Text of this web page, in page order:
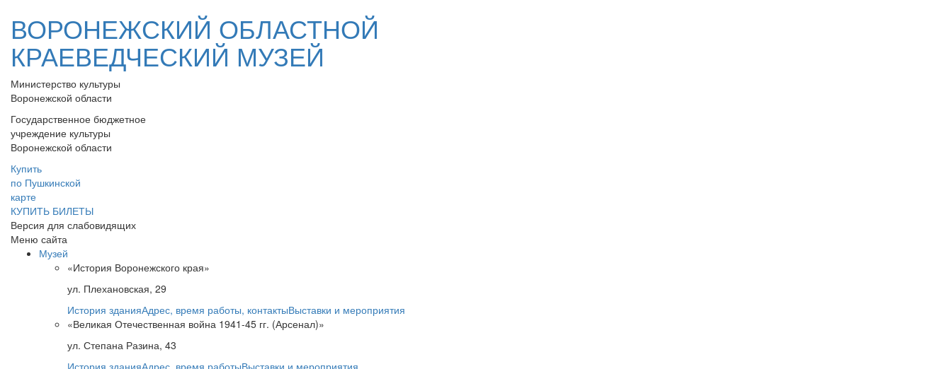
ВОРОНЕЖСКИЙ ОБЛАСТНОЙ
КРАЕВЕДЧЕСКИЙ МУЗЕЙ
Министерство культуры
Воронежской области
Государственное бюджетное
учреждение культуры
Воронежской области
Купить
по Пушкинской
карте
КУПИТЬ БИЛЕТЫ
Версия для слабовидящих
Меню сайта
Музей
«История Воронежского края»
ул. Плехановская, 29
История зданияАдрес, время работы, контактыВыставки и мероприятия
«Великая Отечественная война 1941-45 гг. (Арсенал)»
ул. Степана Разина, 43
История зданияАдрес, время работыВыставки и мероприятия